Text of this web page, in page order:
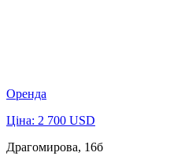
Оренда
Ціна: 2 700 USD
Драгомирова, 16б